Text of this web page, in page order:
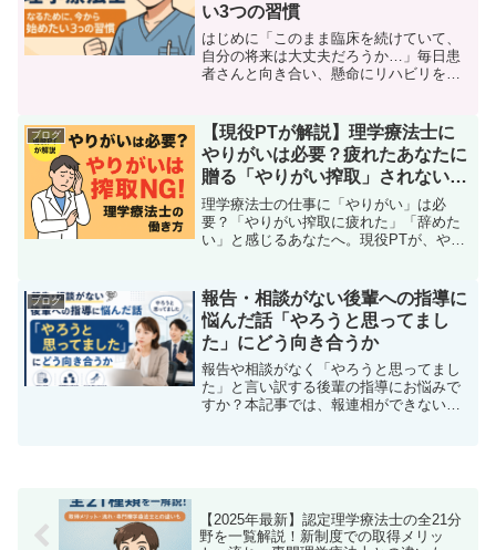
い3つの習慣
はじめに「このまま臨床を続けていて、
自分の将来は大丈夫だろうか…」毎日患
者さんと向き合い、懸命にリハビリを提
く環境は、人口減少、病床数の削減、そ
して数年ごとに行われる診...
ブログ
【現役PTが解説】理学療法士に
やりがいは必要？疲れたあなたに
贈る「やりがい搾取」されない働
き方
理学療法士の仕事に「やりがい」は必
要？「やりがい搾取に疲れた」「辞めた
い」と感じるあなたへ。現役PTが、やり
法まで、実体験を基に解説します。
ブログ
報告・相談がない後輩への指導に
悩んだ話「やろうと思ってまし
た」にどう向き合うか
報告や相談がなく「やろうと思ってまし
た」と言い訳する後輩の指導にお悩みで
すか？本記事では、報連相ができない後
【2025年最新】認定理学療法士の全21分
野を一覧解説！新制度での取得メリッ